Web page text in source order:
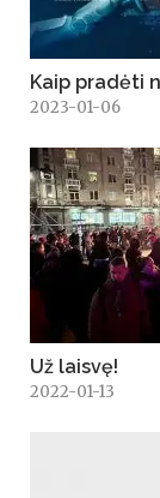
Kaip pradėti
2023-01-06
Už laisvę!
2022-01-13